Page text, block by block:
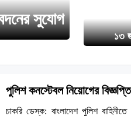
সুযোগ
১৩
পুলিশ কনস্টেবল নিয়োগের
চাকরি ডেস্ক: বাংলাদেশ পুলিশ